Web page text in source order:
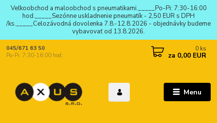
Veľkoobchod a maloobchod s pneumatikami._____Po-Pi: 7:30-16:00
hod._____Sezónne uskladnenie pneumatík - 2,50 EUR s DPH
/ks._____Celozávodná dovolenka 7.8.-12.8.2026 - objednávky budeme
vybavovať od 13.8.2026.
Menu
045/671 63 50
Po-Pi: 7:30-16:00 hod.
0 ks
za 0,00 EUR